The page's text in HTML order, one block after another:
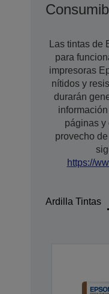
Las tintas
para
impresoras
nítidos y
durarán
páginas y
provecho
https://
Ardilla Tintas